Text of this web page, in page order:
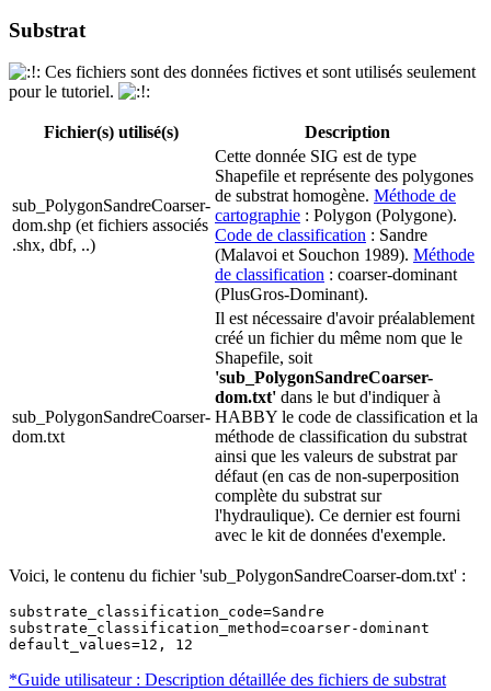
Substrat
Ces fichiers sont des données fictives et sont utilisés seulement
pour le tutoriel.
Fichier(s) utilisé(s) Description
sub_PolygonSandreCoarser-
dom.shp (et fichiers associés
.shx, dbf, ..)
Cette donnée SIG est de type
Shapefile et représente des polygones
de substrat homogène. Méthode de
cartographie : Polygon (Polygone).
Code de classification : Sandre
(Malavoi et Souchon 1989). Méthode
de classification : coarser-dominant
(PlusGros-Dominant).
sub_PolygonSandreCoarser-
dom.txt
Il est nécessaire d'avoir préalablement
créé un fichier du même nom que le
Shapefile, soit
'sub_PolygonSandreCoarser-
dom.txt' dans le but d'indiquer à
HABBY le code de classification et la
méthode de classification du substrat
ainsi que les valeurs de substrat par
défaut (en cas de non-superposition
complète du substrat sur
l'hydraulique). Ce dernier est fourni
avec le kit de données d'exemple.
Voici, le contenu du fichier 'sub_PolygonSandreCoarser-dom.txt' :
substrate_classification_code=Sandre
substrate_classification_method=coarser-dominant
default_values=12, 12
*Guide utilisateur : Description détaillée des fichiers de substrat